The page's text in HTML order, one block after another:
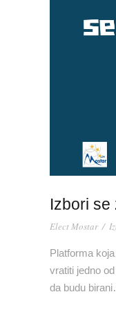
Izbori se
Elect Mostar /
Platforma
vratiti jedno
da budu